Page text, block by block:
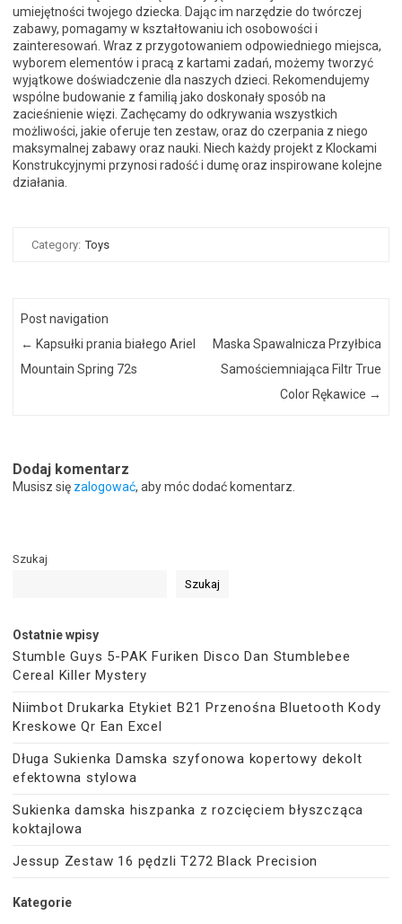
umiejętności twojego dziecka. Dając im narzędzie do twórczej
zabawy, pomagamy w kształtowaniu ich osobowości i
zainteresowań. Wraz z przygotowaniem odpowiedniego miejsca,
wyborem elementów i pracą z kartami zadań, możemy tworzyć
wyjątkowe doświadczenie dla naszych dzieci. Rekomendujemy
wspólne budowanie z familią jako doskonały sposób na
zacieśnienie więzi. Zachęcamy do odkrywania wszystkich
możliwości, jakie oferuje ten zestaw, oraz do czerpania z niego
maksymalnej zabawy oraz nauki. Niech każdy projekt z Klockami
Konstrukcyjnymi przynosi radość i dumę oraz inspirowane kolejne
działania.
Category: Toys
Post navigation
← Kapsułki prania białego Ariel
Mountain Spring 72s
Maska Spawalnicza Przyłbica
Samościemniająca Filtr True
Color Rękawice →
Dodaj komentarz
Musisz się zalogować, aby móc dodać komentarz.
Szukaj
Szukaj
Ostatnie wpisy
Stumble Guys 5-PAK Furiken Disco Dan Stumblebee
Cereal Killer Mystery
Niimbot Drukarka Etykiet B21 Przenośna Bluetooth Kody
Kreskowe Qr Ean Excel
Długa Sukienka Damska szyfonowa kopertowy dekolt
efektowna stylowa
Sukienka damska hiszpanka z rozcięciem błyszcząca
koktajlowa
Jessup Zestaw 16 pędzli T272 Black Precision
Kategorie